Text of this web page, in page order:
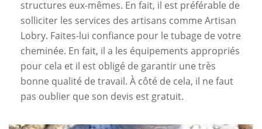
structures eux-mêmes. En fait, il est préférable de
solliciter les services des artisans comme Artisan
Lobry. Faites-lui confiance pour le tubage de votre
cheminée. En fait, il a les équipements appropriés
pour cela et il est obligé de garantir une très
bonne qualité de travail. À côté de cela, il ne faut
pas oublier que son devis est gratuit.